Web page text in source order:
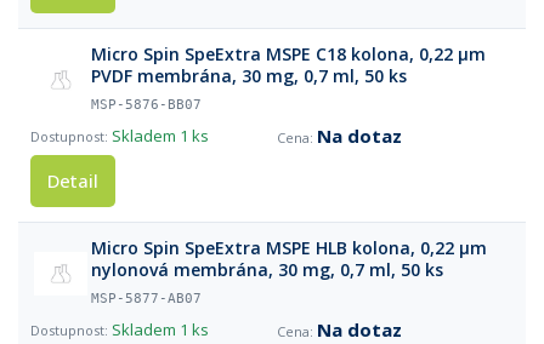
Micro Spin SpeExtra MSPE C18 kolona, 0,22 µm
PVDF membrána, 30 mg, 0,7 ml, 50 ks
MSP-5876-BB07
Skladem 1 ks
Na dotaz
Detail
Micro Spin SpeExtra MSPE HLB kolona, 0,22 µm
nylonová membrána, 30 mg, 0,7 ml, 50 ks
MSP-5877-AB07
Skladem 1 ks
Na dotaz